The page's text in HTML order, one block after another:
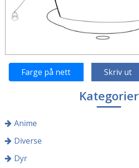
Farge på nett Skriv ut
Kategorier
Anime
Diverse
Dyr